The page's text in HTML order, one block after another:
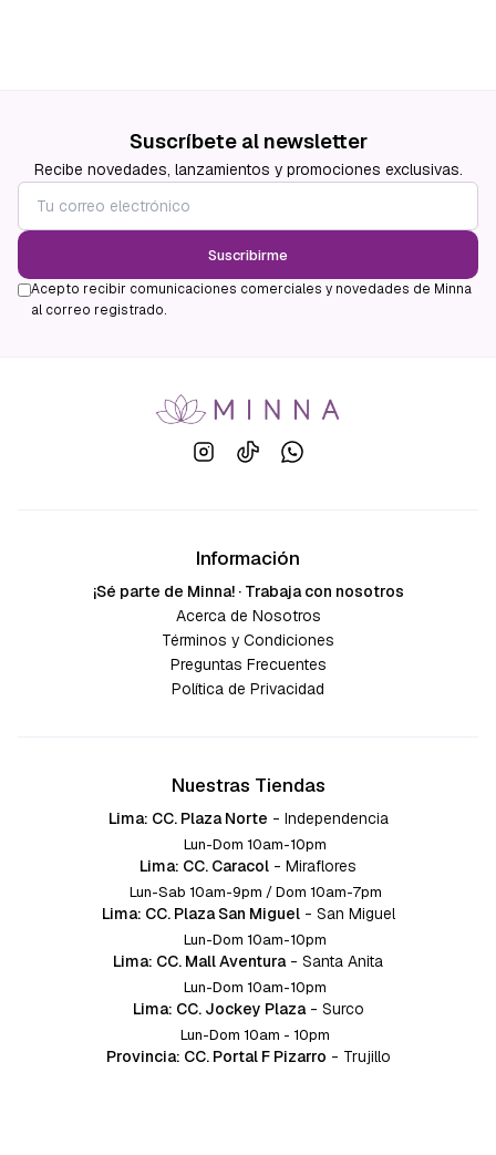
Suscríbete al newsletter
Recibe novedades, lanzamientos y promociones exclusivas.
Suscribirme
Acepto recibir comunicaciones comerciales y novedades de Minna
al correo registrado.
Información
¡Sé parte de Minna! · Trabaja con nosotros
Acerca de Nosotros
Términos y Condiciones
Preguntas Frecuentes
Política de Privacidad
Nuestras Tiendas
Lima: CC. Plaza Norte - Independencia
Lun-Dom 10am-10pm
Lima: CC. Caracol - Miraflores
Lun-Sab 10am-9pm / Dom 10am-7pm
Lima: CC. Plaza San Miguel - San Miguel
Lun-Dom 10am-10pm
Lima: CC. Mall Aventura - Santa Anita
Lun-Dom 10am-10pm
Lima: CC. Jockey Plaza - Surco
Lun-Dom 10am - 10pm
Provincia: CC. Portal F Pizarro - Trujillo